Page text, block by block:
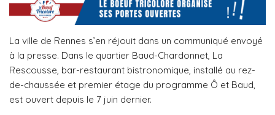
La ville de Rennes s’en réjouit dans un communiqué envoyé
à la presse. Dans le quartier Baud-Chardonnet, La
Rescousse, bar-restaurant bistronomique, installé au rez-
de-chaussée et premier étage du programme Ô et Baud,
est ouvert depuis le 7 juin dernier.